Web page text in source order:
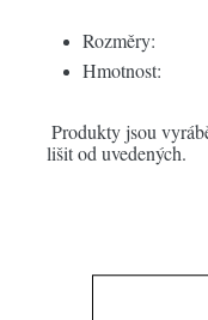
Rozměry:
Hmotnost:
Produkty jsou
lišit od uvedených.